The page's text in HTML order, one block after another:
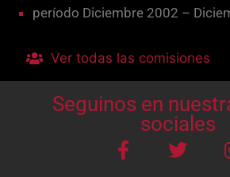
período Diciembre 2002 –
Ver todas las comisiones
Seguinos en
sociales